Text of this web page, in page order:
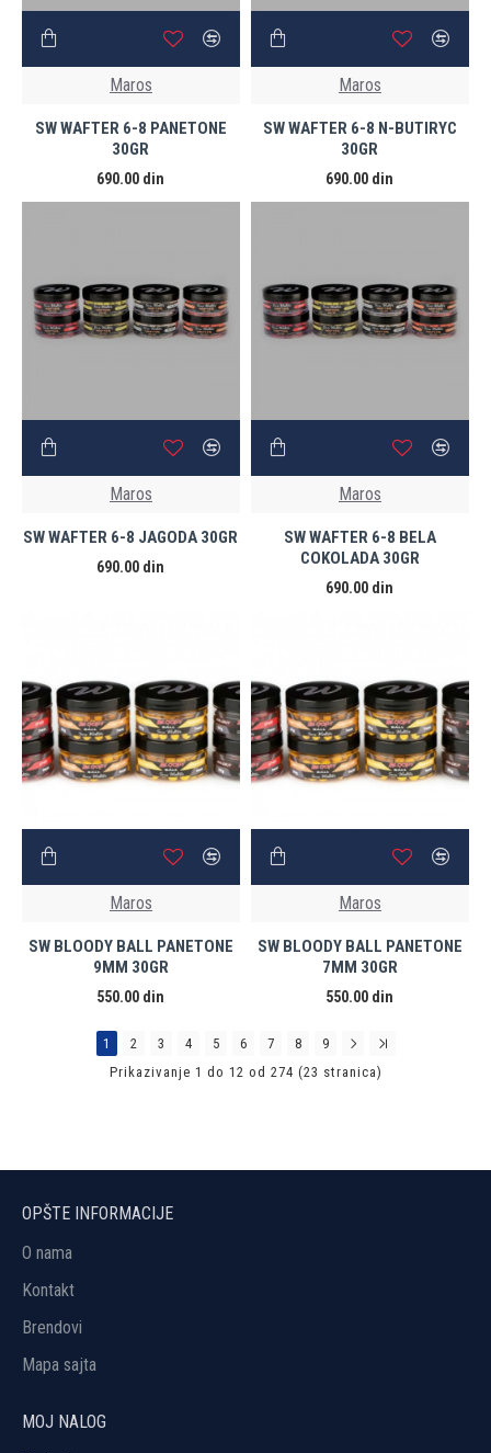
Maros
SW WAFTER 6-8 PANETONE
30GR
690.00 din
Maros
SW WAFTER 6-8 N-BUTIRYC
30GR
690.00 din
Maros
SW WAFTER 6-8 JAGODA 30GR
690.00 din
Maros
SW WAFTER 6-8 BELA
COKOLADA 30GR
690.00 din
Maros
SW BLOODY BALL PANETONE
9MM 30GR
550.00 din
Maros
SW BLOODY BALL PANETONE
7MM 30GR
550.00 din
1 2 3 4 5 6 7 8
9
Prikazivanje 1 do 12 od 274 (23 stranica)
OPŠTE INFORMACIJE
O nama
Kontakt
Brendovi
Mapa sajta
MOJ NALOG